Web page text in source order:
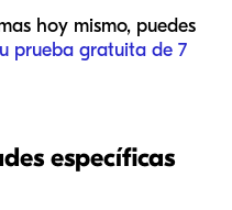
hoy mismo, puedes
prueba gratuita de 7
específicas